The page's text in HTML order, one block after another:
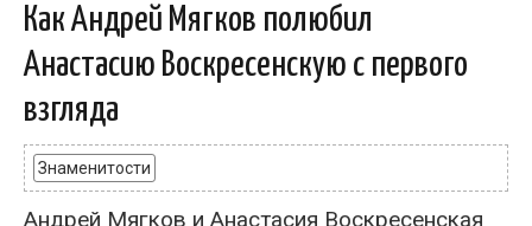
Как Андрей Мягков полюбил
Анастасию Воскресенскую с первого
взгляда
Знаменитости
Андрей Мягков и Анастасия Воскресенская